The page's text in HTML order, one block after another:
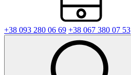
+38 093 280 06 69 +38 067 380 07 53